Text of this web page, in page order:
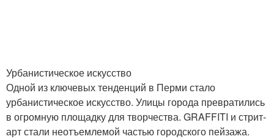
Урбанистическое искусство
Одной из ключевых тенденций в Перми стало
урбанистическое искусство. Улицы города превратились
в огромную площадку для творчества. GRAFFITI и стрит-
арт стали неотъемлемой частью городского пейзажа.